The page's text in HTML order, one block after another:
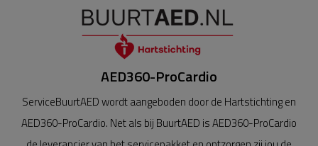
AED360-ProCardio
ServiceBuurtAED wordt aangeboden door de Hartstichting en
AED360-ProCardio. Net als bij BuurtAED is AED360-ProCardio